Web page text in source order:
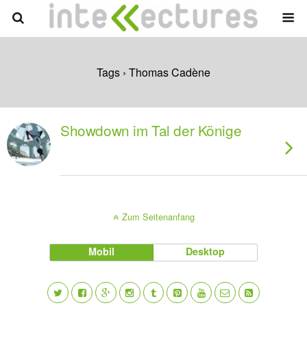
Tags › Thomas Cadène
Showdown im Tal der Könige
Zum Seitenanfang
Mobil Desktop